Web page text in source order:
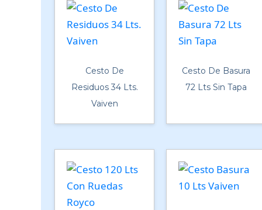
Cesto De
Residuos 34 Lts.
Vaiven
Cesto De Basura
72 Lts Sin Tapa